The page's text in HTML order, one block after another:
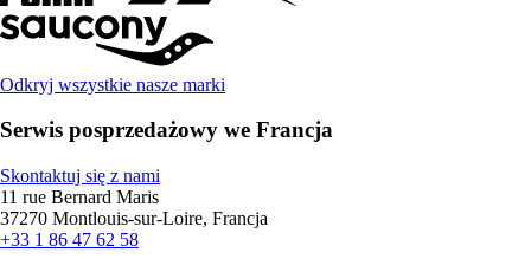
Odkryj wszystkie nasze marki
Serwis posprzedażowy we Francja
Skontaktuj się z nami
11 rue Bernard Maris
37270 Montlouis-sur-Loire, Francja
+33 1 86 47 62 58